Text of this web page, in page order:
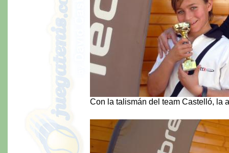
Con la talismán del team Castelló, la